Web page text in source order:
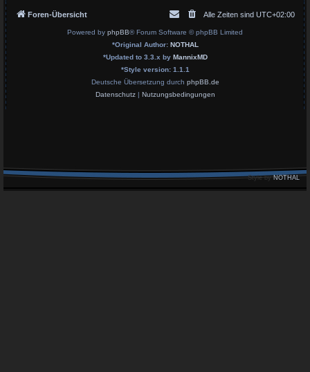
Foren-Übersicht Alle Zeiten sind UTC+02:00
Powered by phpBB® Forum Software © phpBB Limited
*Original Author: NOTHAL
*Updated to 3.3.x by MannixMD
*Style version: 1.1.1
Deutsche Übersetzung durch phpBB.de
Datenschutz| Nutzungsbedingungen
Style byNOTHAL